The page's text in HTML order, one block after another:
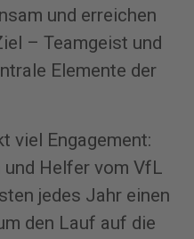
und erreichen
– Teamgeist und
Elemente der
viel Engagement:
Helfer vom VfL
jedes Jahr einen
den Lauf auf die